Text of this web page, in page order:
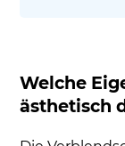
Welche
ästhetisch